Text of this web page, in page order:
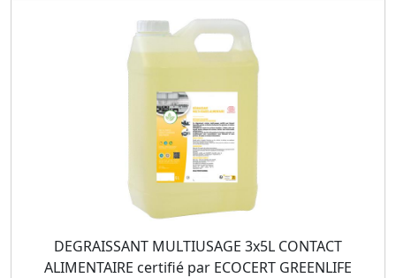
DEGRAISSANT MULTIUSAGE 3x5L CONTACT
ALIMENTAIRE certifié par ECOCERT GREENLIFE